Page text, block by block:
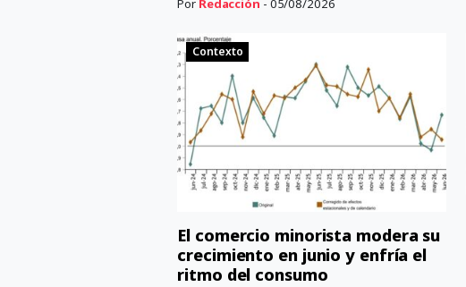
Por Redacción - 05/08/2026
Contexto
El comercio minorista modera su
crecimiento en junio y enfría el
ritmo del consumo